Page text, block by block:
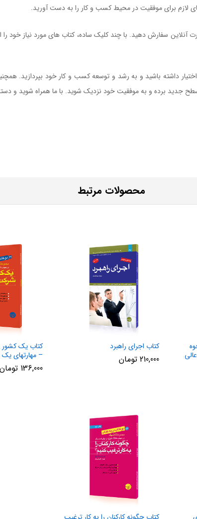
لازم برای موفقیت در محیط کسب و کار را به دست آورید.
آنلاین سفارش دهید. با چند کلیک ساده، کتاب های مورد نیاز خود
داشته باشید و به رشد و توسعه کسب و کار خود بپردازید.
جدید برده و به موفقیت خود نزدیک شوید. با ما همراه شوید و
محصولات مرتبط
کتاب اجرای راهبرد
210,000 تومان
کتاب یک
– مهارتهای یک
136,000 تومان